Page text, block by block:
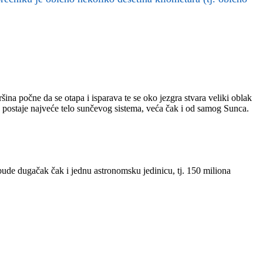
počne da se otapa i isparava te se oko jezgra stvara veliki oblak
najveće telo sunčevog sistema, veća čak i od samog Sunca.
dugačak čak i jednu astronomsku jedinicu, tj. 150 miliona